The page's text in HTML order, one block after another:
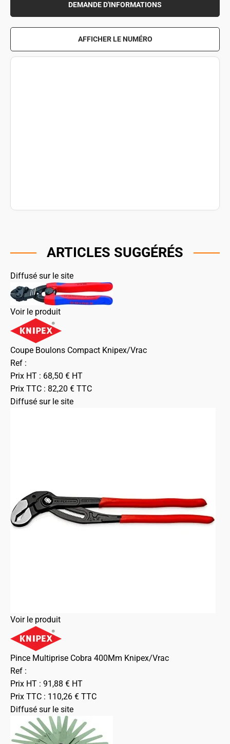
DEMANDE D'INFORMATIONS
AFFICHER LE NUMÉRO
ARTICLES SUGGÉRÉS
Diffusé sur le site
Voir le produit
Coupe Boulons Compact Knipex/Vrac
Ref :
Prix HT : 68,50 € HT
Prix TTC : 82,20 € TTC
Diffusé sur le site
Voir le produit
Pince Multiprise Cobra 400Mm Knipex/Vrac
Ref :
Prix HT : 91,88 € HT
Prix TTC : 110,26 € TTC
Diffusé sur le site